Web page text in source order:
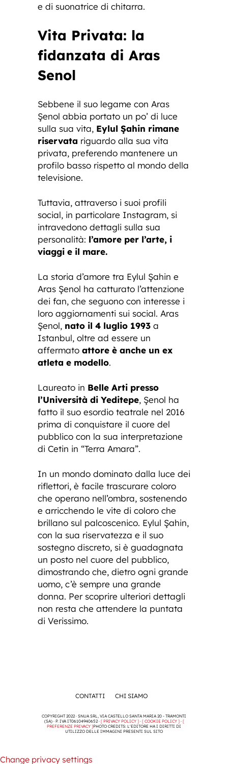
e di suonatrice di chitarra.
Vita Privata: la
fidanzata di Aras
Senol
Sebbene il suo legame con Aras
Şenol abbia portato un po’ di luce
sulla sua vita, Eylul Şahin rimane
riservata riguardo alla sua vita
privata, preferendo mantenere un
profilo basso rispetto al mondo della
televisione.
Tuttavia, attraverso i suoi profili
social, in particolare Instagram, si
intravedono dettagli sulla sua
personalità: l’amore per l’arte, i
viaggi e il mare.
La storia d’amore tra Eylul Şahin e
Aras Şenol ha catturato l’attenzione
dei fan, che seguono con interesse i
loro aggiornamenti sui social. Aras
Şenol, nato il 4 luglio 1993 a
Istanbul, oltre ad essere un
affermato attore è anche un ex
atleta e modello.
Laureato in Belle Arti presso
l’Università di Yeditepe, Şenol ha
fatto il suo esordio teatrale nel 2016
prima di conquistare il cuore del
pubblico con la sua interpretazione
di Cetin in “Terra Amara”.
In un mondo dominato dalla luce dei
riflettori, è facile trascurare coloro
che operano nell’ombra, sostenendo
e arricchendo le vite di coloro che
brillano sul palcoscenico. Eylul Şahin,
con la sua riservatezza e il suo
sostegno discreto, si è guadagnata
un posto nel cuore del pubblico,
dimostrando che, dietro ogni grande
uomo, c’è sempre una grande
donna. Per scoprire ulteriori dettagli
non resta che attendere la puntata
di Verissimo.
CONTATTI CHI SIAMO
COPYRIGHT 2022 · SNUA SRL, VIA CASTELLO SANTA MARIA 20 - TRAMONTI
(SA) · P. IVA IT06104940652 · [ PRIVACY POLICY ]· [ COOKIE POLICY ]· [
PREFERENZE PRIVACY ]PHOTO CREDITS: L'EDITORE HA I DIRITTI DI
UTILIZZO DELLE IMMAGINI PRESENTI SUL SITO
Change privacy settings